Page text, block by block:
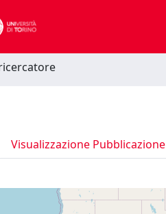
Visualizzazione Pubblicazione